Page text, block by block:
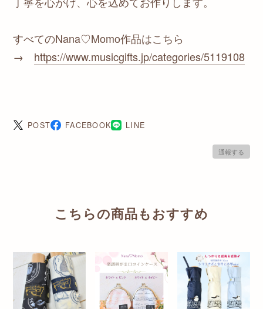
すべてのNana♡Momo作品はこちら
→ https://www.musicgifts.jp/categories/5119108
POST FACEBOOK LINE
通報する
こちらの商品もおすすめ